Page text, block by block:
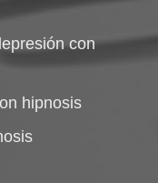
con
hipnosis